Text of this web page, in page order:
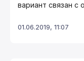
вариант связан с
01.06.2019, 11:07